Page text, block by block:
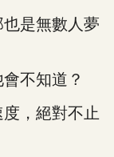
是無數人夢
不知道？
，絕對不止